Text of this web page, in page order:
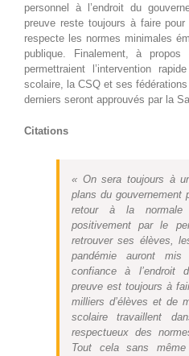
personnel à l’endroit du
preuve reste toujours à faire
respecte les normes minimales
publique. Finalement, à propos
permettraient l’intervention
scolaire, la CSQ et ses
derniers seront approuvés par la
Citations
« On sera toujours à
plans du gouvernement
retour à la normale
positivement par le
retrouver ses élèves,
pandémie auront
confiance à l’endroit
preuve est toujours à
milliers d’élèves et de
scolaire travaillent
respectueux des
Tout cela sans